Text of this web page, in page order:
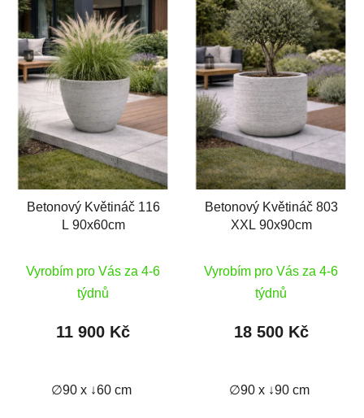
Betonový Květináč 116
L 90x60cm
Vyrobím pro Vás za 4-6
týdnů
11 900 Kč
∅90 x ↓60 cm
Betonový Květináč 803
XXL 90x90cm
Vyrobím pro Vás za 4-6
týdnů
18 500 Kč
∅90 x ↓90 cm